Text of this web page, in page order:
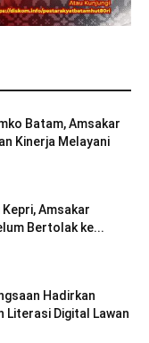
Batam, Amsakar
Kinerja Melayani
Amsakar
Bertolak ke...
Hadirkan
Literasi Digital Lawan